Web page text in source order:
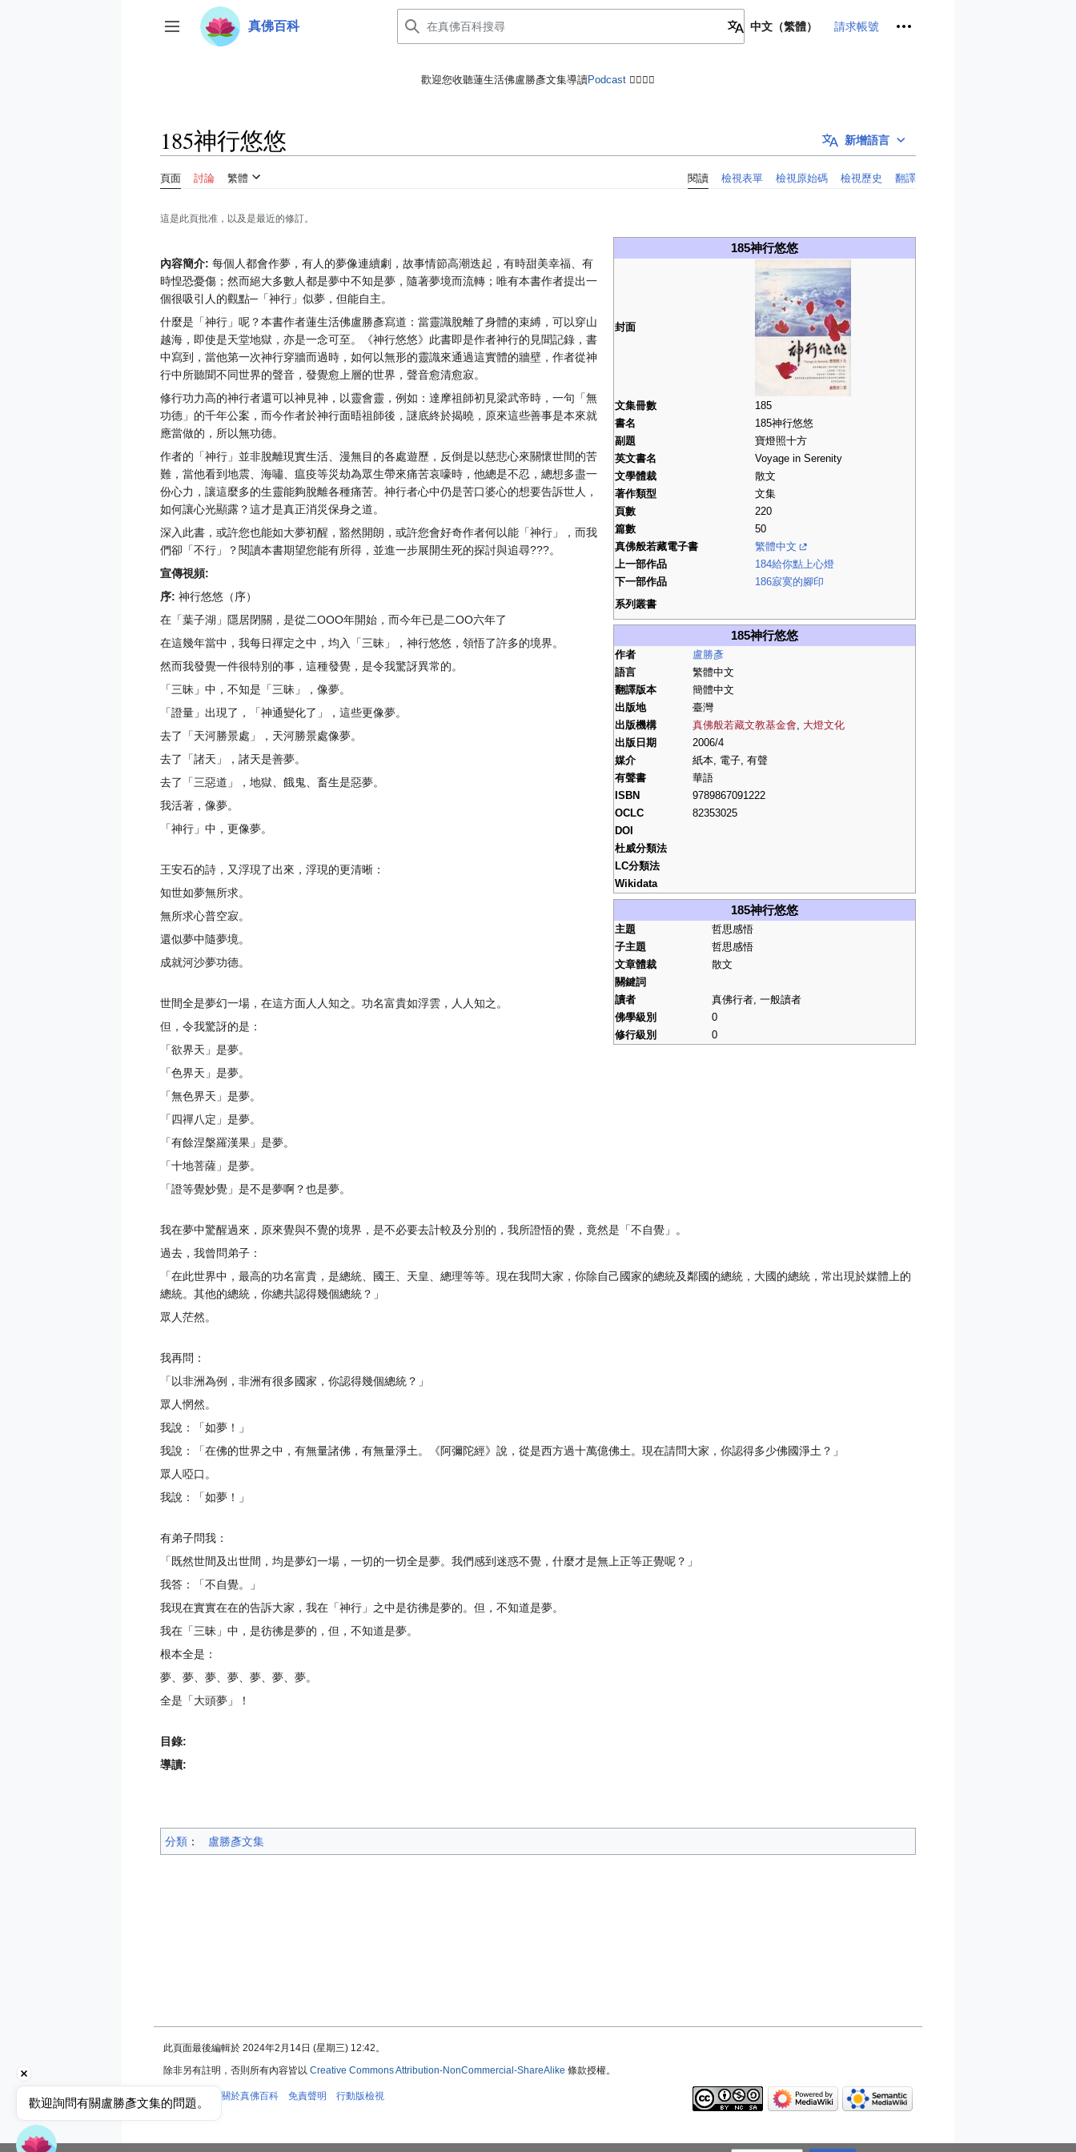
至切換側欄
真佛百科 中文（繁體） 請求帳號 個人工具
歡迎您收聽蓮生活佛盧勝彥文集導讀Podcast 🙋‍♂️🙋‍♀️
新增語言
185神行悠悠
頁面 討論 繁體 閱讀 檢視表單 檢視原始碼 檢視歷史 翻譯
這是此頁批准，以及是最近的修訂。
185神行悠悠
封面
文集冊數
185
書名
185神行悠悠
副題
寶燈照十方
英文書名
Voyage in Serenity
文學體裁
散文
著作類型
文集
頁數
220
篇數
50
真佛般若藏電子書
繁體中文
上一部作品
184給你點上心燈
下一部作品
186寂寞的腳印
系列叢書
185神行悠悠
作者
盧勝彥
語言
繁體中文
翻譯版本
簡體中文
出版地
臺灣
出版機構
真佛般若藏文教基金會, 大燈文化
出版日期
2006/4
媒介
紙本, 電子, 有聲
有聲書
華語
ISBN
9789867091222
OCLC
82353025
DOI
杜威分類法
LC分類法
Wikidata
185神行悠悠
主題
哲思感悟
子主題
哲思感悟
文章體裁
散文
關鍵詞
讀者
真佛行者, 一般讀者
佛學級別
0
修行級別
0
內容簡介: 每個人都會作夢，有人的夢像連續劇，故事情節高潮迭起，有時甜美幸福、有
時惶恐憂傷；然而絕大多數人都是夢中不知是夢，隨著夢境而流轉；唯有本書作者提出一
個很吸引人的觀點─「神行」似夢，但能自主。
什麼是「神行」呢？本書作者蓮生活佛盧勝彥寫道：當靈識脫離了身體的束縛，可以穿山
越海，即使是天堂地獄，亦是一念可至。《神行悠悠》此書即是作者神行的見聞記錄，書
中寫到，當他第一次神行穿牆而過時，如何以無形的靈識來通過這實體的牆壁，作者從神
行中所聽聞不同世界的聲音，發覺愈上層的世界，聲音愈清愈寂。
修行功力高的神行者還可以神見神，以靈會靈，例如：達摩祖師初見梁武帝時，一句「無
功德」的千年公案，而今作者於神行面晤祖師後，謎底終於揭曉，原來這些善事是本來就
應當做的，所以無功德。
作者的「神行」並非脫離現實生活、漫無目的各處遊歷，反倒是以慈悲心來關懷世間的苦
難，當他看到地震、海嘯、瘟疫等災劫為眾生帶來痛苦哀嚎時，他總是不忍，總想多盡一
份心力，讓這麼多的生靈能夠脫離各種痛苦。神行者心中仍是苦口婆心的想要告訴世人，
如何讓心光顯露？這才是真正消災保身之道。
深入此書，或許您也能如大夢初醒，豁然開朗，或許您會好奇作者何以能「神行」，而我
們卻「不行」？閱讀本書期望您能有所得，並進一步展開生死的探討與追尋???。
宣傳視頻:
序: 神行悠悠（序）
在「葉子湖」隱居閉關，是從二OOO年開始，而今年已是二OO六年了
在這幾年當中，我每日禪定之中，均入「三昧」，神行悠悠，領悟了許多的境界。
然而我發覺一件很特別的事，這種發覺，是令我驚訝異常的。
「三昧」中，不知是「三昧」，像夢。
「證量」出現了，「神通變化了」，這些更像夢。
去了「天河勝景處」，天河勝景處像夢。
去了「諸天」，諸天是善夢。
去了「三惡道」，地獄、餓鬼、畜生是惡夢。
我活著，像夢。
「神行」中，更像夢。
王安石的詩，又浮現了出來，浮現的更清晰：
知世如夢無所求。
無所求心普空寂。
還似夢中隨夢境。
成就河沙夢功德。
世間全是夢幻一場，在這方面人人知之。功名富貴如浮雲，人人知之。
但，令我驚訝的是：
「欲界天」是夢。
「色界天」是夢。
「無色界天」是夢。
「四禪八定」是夢。
「有餘涅槃羅漢果」是夢。
「十地菩薩」是夢。
「證等覺妙覺」是不是夢啊？也是夢。
我在夢中驚醒過來，原來覺與不覺的境界，是不必要去計較及分別的，我所證悟的覺，竟然是「不自覺」。
過去，我曾問弟子：
「在此世界中，最高的功名富貴，是總統、國王、天皇、總理等等。現在我問大家，你除自己國家的總統及鄰國的總統，大國的總統，常出現於媒體上的
總統。其他的總統，你總共認得幾個總統？」
眾人茫然。
我再問：
「以非洲為例，非洲有很多國家，你認得幾個總統？」
眾人惘然。
我說：「如夢！」
我說：「在佛的世界之中，有無量諸佛，有無量淨土。《阿彌陀經》說，從是西方過十萬億佛土。現在請問大家，你認得多少佛國淨土？」
眾人啞口。
我說：「如夢！」
有弟子問我：
「既然世間及出世間，均是夢幻一場，一切的一切全是夢。我們感到迷惑不覺，什麼才是無上正等正覺呢？」
我答：「不自覺。」
我現在實實在在的告訴大家，我在「神行」之中是彷彿是夢的。但，不知道是夢。
我在「三昧」中，是彷彿是夢的，但，不知道是夢。
根本全是：
夢、夢、夢、夢、夢、夢、夢。
全是「大頭夢」！
目錄:
導讀:
分類 ：​ 盧勝彥文集
此頁面最後編輯於 2024年2月14日 (星期三) 12:42。
除非另有註明，否則所有內容皆以 Creative Commons Attribution-NonCommercial-ShareAlike 條款授權。
隱私權政策 關於真佛百科 免責聲明 行動版檢視
歡迎詢問有關盧勝彥文集的問題。